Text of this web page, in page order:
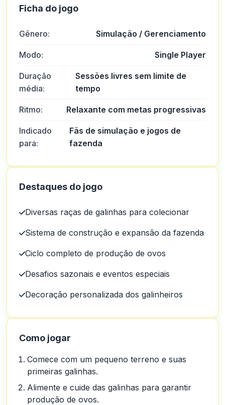
Ficha do jogo
Gênero: Simulação / Gerenciamento
Modo: Single Player
Duração
média:
Sessões livres sem limite de
tempo
Ritmo: Relaxante com metas progressivas
Indicado
para:
Fãs de simulação e jogos de
fazenda
Destaques do jogo
Diversas raças de galinhas para colecionar
Sistema de construção e expansão da fazenda
Ciclo completo de produção de ovos
Desafios sazonais e eventos especiais
Decoração personalizada dos galinheiros
Como jogar
Comece com um pequeno terreno e suas
primeiras galinhas.
Alimente e cuide das galinhas para garantir
produção de ovos.